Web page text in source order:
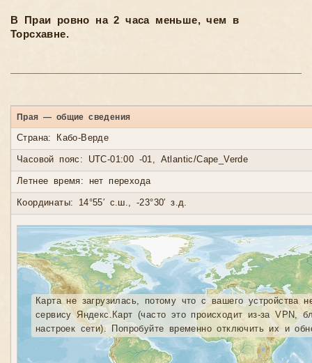
В Праи ровно на 2 часа меньше, чем в
Торсхавне.
Прая — общие сведения
Страна: Кабо-Верде
Часовой пояс: UTC-01:00 -01, Atlantic/Cape_Verde
Летнее время: нет перехода
Координаты: 14°55′ с.ш., -23°30′ з.д.
Карта не загрузилась, потому что с вашего устройства
сервису Яндекс.Карт (часто это происходит из-за VPN,
настроек сети). Попробуйте временно отключить их и